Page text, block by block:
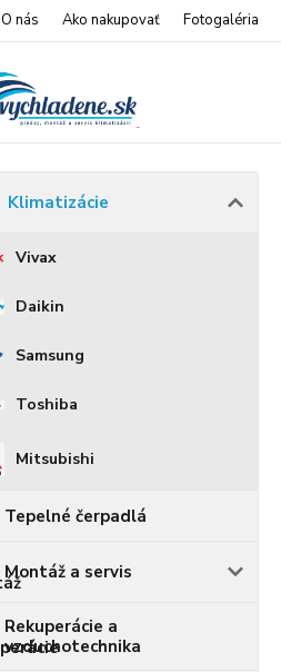
O nás Ako nakupovať Fotogaléria
Klimatizácie
Vivax
Daikin
Samsung
Toshiba
Mitsubishi
Tepelné čerpadlá
Montáž a servis
Rekuperácie a
vzduchotechnika